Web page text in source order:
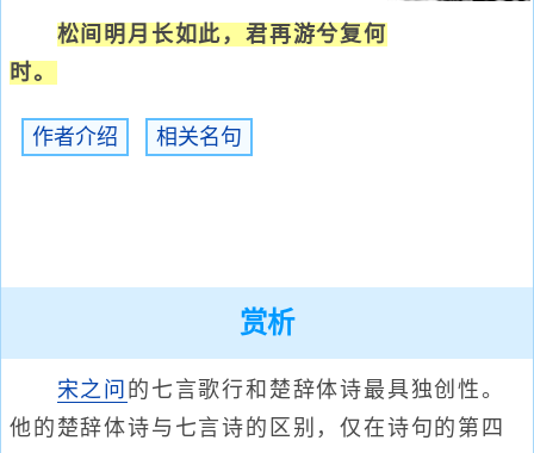
松间明月长如此，君再游兮复何
时。
作者介绍 相关名句
赏析
宋之问 的七言歌行和楚辞体诗最具独创性。
他的楚辞体诗与七言诗的区别，仅在诗句的第四